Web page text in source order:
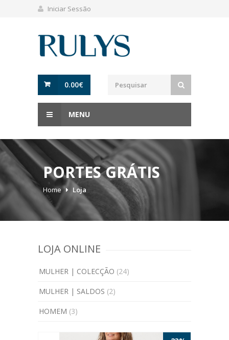
Iniciar Sessão
0.00€
MENU
PORTES GRÁTIS
Home Loja
LOJA ONLINE
MULHER | COLECÇÃO (24)
MULHER | SALDOS (2)
HOMEM (3)